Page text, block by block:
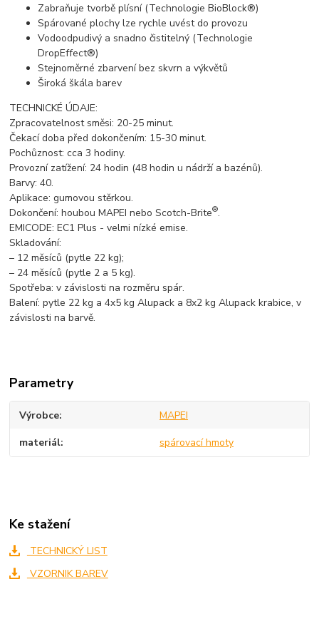
Zabraňuje tvorbě plísní (Technologie BioBlock®)
Spárované plochy lze rychle uvést do provozu
Vodoodpudivý a snadno čistitelný (Technologie
DropEffect®)
Stejnoměrné zbarvení bez skvrn a výkvětů
Široká škála barev
TECHNICKÉ ÚDAJE:
Zpracovatelnost směsi: 20-25 minut.
Čekací doba před dokončením: 15-30 minut.
Pochůznost: cca 3 hodiny.
Provozní zatížení: 24 hodin (48 hodin u nádrží a bazénů).
Barvy: 40.
Aplikace: gumovou stěrkou.
Dokončení: houbou MAPEI nebo Scotch-Brite®.
EMICODE: EC1 Plus - velmi nízké emise.
Skladování:
– 12 měsíců (pytle 22 kg);
– 24 měsíců (pytle 2 a 5 kg).
Spotřeba: v závislosti na rozměru spár.
Balení: pytle 22 kg a 4x5 kg Alupack a 8x2 kg Alupack krabice, v
závislosti na barvě.
Parametry
Výrobce MAPEI
materiál spárovací hmoty
Ke stažení
TECHNICKÝ LIST
VZORNIK BAREV